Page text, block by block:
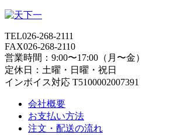
TEL026-268-2111
FAX026-268-2110
営業時間：9:00〜17:00（月〜金）
定休日：土曜・日曜・祝日
インボイス対応 T5100002007391
会社概要
お支払い方法
注文・配送の流れ